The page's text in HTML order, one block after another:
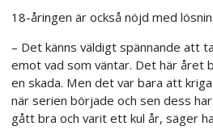
18-åringen är också nöjd med
– Det känns väldigt spännande att
emot vad som väntar. Det här året
en skada. Men det var bara att kriga
när serien började och sen dess
gått bra och varit ett kul år, säger